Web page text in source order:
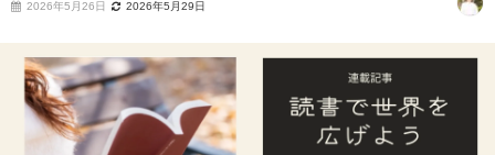
2026年5月26日 2026年5月29日